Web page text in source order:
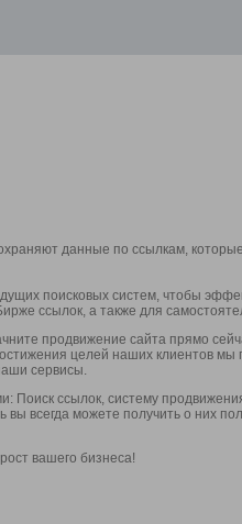
данные по ссылкам,
поисковых систем, чтобы
ссылок, а также для
продвижение сайта прямо
целей наших клиентов мы
сервисы.
Поиск ссылок, систему
вы всегда можете получить о них
вашего бизнеса!